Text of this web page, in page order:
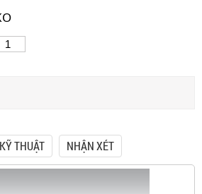
THUẬT NHẬN XÉT